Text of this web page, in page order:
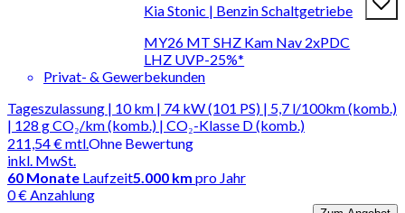
Kia Stonic | Benzin Schaltgetriebe
MY26 MT SHZ Kam Nav 2xPDC
LHZ UVP-25%*
Privat- & Gewerbekunden
Tageszulassung | 10 km | 74 kW (101 PS) | 5,7 l/100km (komb.)
| 128 g CO₂/km (komb.) | CO₂-Klasse D (komb.)
211,54 €mtl.
inkl. MwSt.
Ohne Bewertung
60 Monate Laufzeit5.000 km pro Jahr
0 € Anzahlung